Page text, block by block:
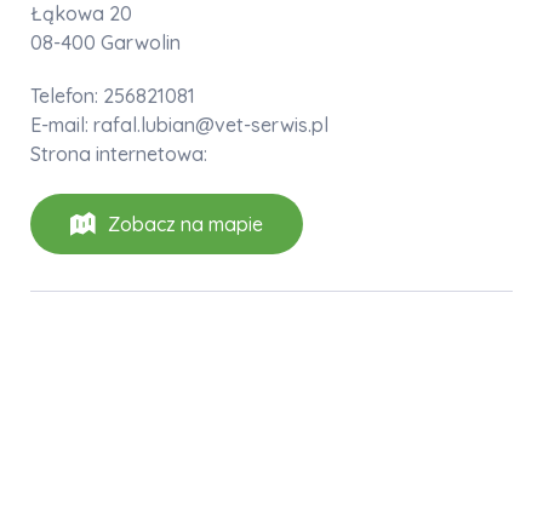
Łąkowa 20
08-400 Garwolin
Telefon: 256821081
E-mail: rafal.lubian@vet-serwis.pl
Strona internetowa:
Zobacz na mapie